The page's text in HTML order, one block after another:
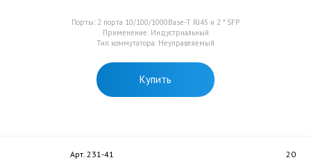
Порты: 2 порта 10/100/1000Base-T RJ45 и 2 * SFP
Применение: Индустриальный
Тип коммутатора: Неуправляемый
Купить
Арт. 231-41 20